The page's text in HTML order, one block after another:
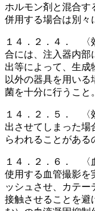
ホルモン剤と混合す
併用する場合は別々
１４．２．４． 〈
合には、注入器内部
出等によって、生成
以外の器具を用い
菌を十分に行うこと。
１４．２．５． 〈
出させてしまった場
らわれることがある
１４．２．６． 〈
使用する血管撮影を
ッシュさせ、カテー
接触させることを避